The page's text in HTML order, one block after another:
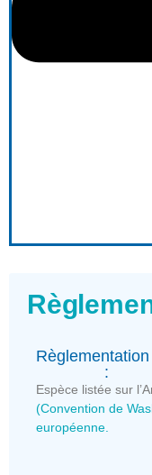
Règlementation
:
Espèce listée sur
(Convention de
européenne.